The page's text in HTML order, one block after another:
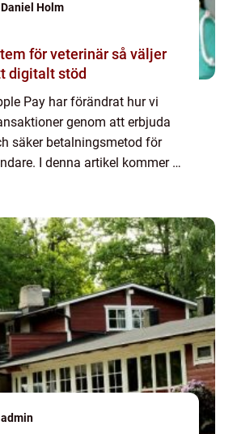
Daniel Holm
veterinär så väljer
digitalt stöd
Pay har förändrat hur vi
genom att erbjuda
säker betalningsmetod för
I denna artikel kommer vi
admin